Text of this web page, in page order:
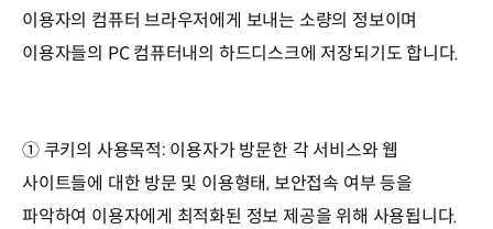
이용자의 컴퓨터 브라우저에게 보내는 소량의 정보이며
이용자들의 PC 컴퓨터내의 하드디스크에 저장되기도 합니다.
① 쿠키의 사용목적: 이용자가 방문한 각 서비스와 웹
사이트들에 대한 방문 및 이용형태, 보안접속 여부 등을
파악하여 이용자에게 최적화된 정보 제공을 위해 사용됩니다.